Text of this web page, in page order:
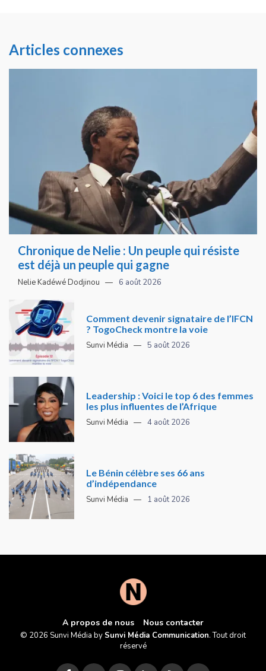
Articles connexes
Chronique de Nelie : Un peuple qui résiste
est déjà un peuple qui gagne
Nelie Kadéwé Dodjinou 6 août 2026
Comment devenir signataire de l’IFCN
? TogoCheck montre la voie
Sunvi Média 5 août 2026
Leadership : Voici le top 6 des femmes
les plus influentes de l’Afrique
Sunvi Média 4 août 2026
Le Bénin célèbre ses 66 ans
d’indépendance
Sunvi Média 1 août 2026
A propos de nous Nous contacter
© 2026 Sunvi Média by Sunvi Média Communication. Tout droit
réservé